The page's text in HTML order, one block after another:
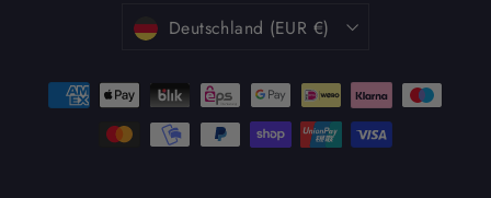
Währung
Deutschland (EUR €)